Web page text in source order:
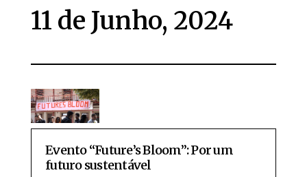
11 de Junho, 2024
Evento “Future’s Bloom”: Por um
futuro sustentável